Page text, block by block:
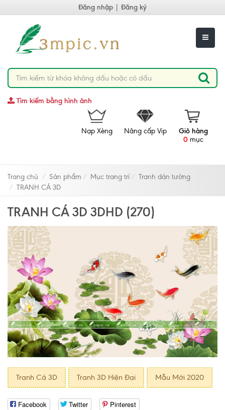
Đăng nhập Đăng ký
Tìm kiếm bằng hình ảnh
Giỏ hàng
0 mục
Nâng cấp Vip
Nạp Xèng
Trang chủ Sản phẩm Mục trang trí
Tranh dán tường
TRANH CÁ 3D
TRANH CÁ 3D 3DHD (270)
Tranh Cá 3D Tranh 3D Hiện Đại Mẫu Mới 2020
Facebook Twitter Pinterest